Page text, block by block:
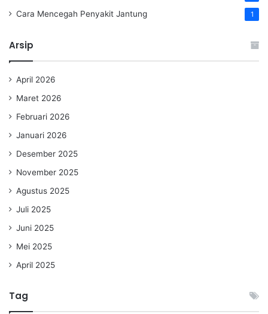
Cara Mencegah Penyakit Jantung 1
Arsip
April 2026
Maret 2026
Februari 2026
Januari 2026
Desember 2025
November 2025
Agustus 2025
Juli 2025
Juni 2025
Mei 2025
April 2025
Tag